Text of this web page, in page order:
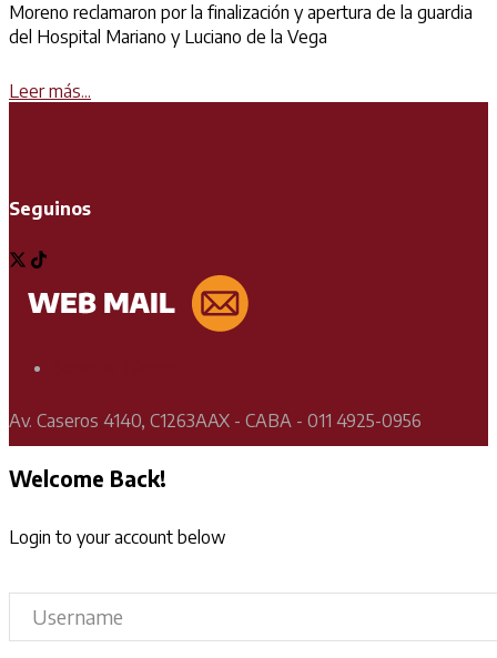
Moreno reclamaron por la finalización y apertura de la guardia
del Hospital Mariano y Luciano de la Vega
Leer más...
Seguinos
Av. Caseros 4140, C1263AAX - CABA - 011 4925-0956
Welcome Back!
Login to your account below